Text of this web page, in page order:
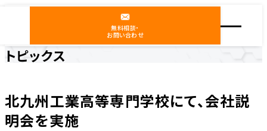
無料相談・
お問い合わせ
トピックス
北九州工業高等専門学校にて、会社説
明会を実施